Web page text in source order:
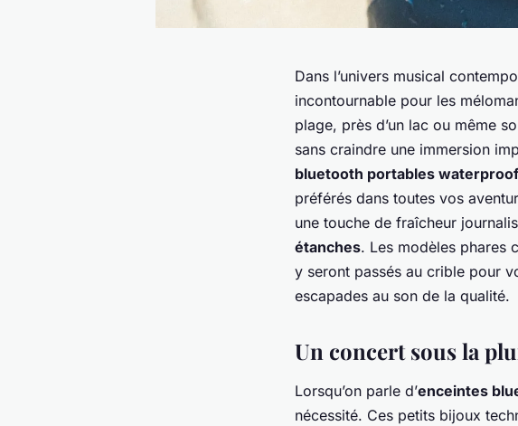
Dans l’univers musical
incontournable pour les
plage, près d’un lac ou même
sans craindre une immersion
bluetooth portables waterproof
préférés dans toutes vos
une touche de fraîcheur
étanches. Les modèles phares
y seront passés au crible pour
escapades au son de la qualité.
Un concert sous la
Lorsqu’on parle d’enceintes
nécessité. Ces petits bijoux